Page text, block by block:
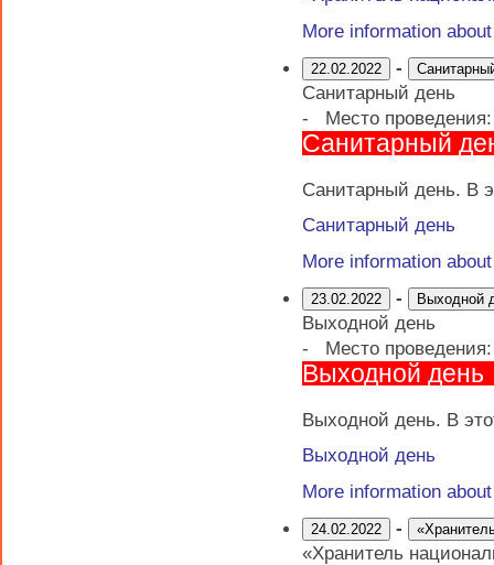
More information
22.02.2022 -
Санитарный день
-
Место
Санитарный
Санитарный день. В
Санитарный день
More information
23.02.2022 - Выходной
Выходной день
-
Место
Выходной день
Выходной день. В
Выходной день
More information
24.02.2022 -
«Хранитель